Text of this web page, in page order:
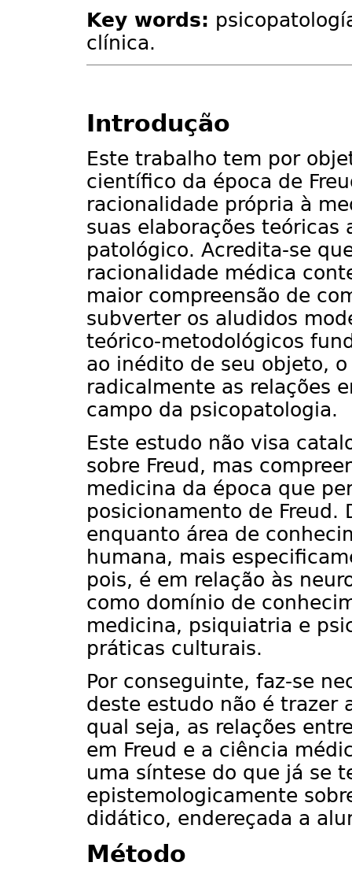
Key words:
clínica.
Introdução
Este trabalho tem por
científico da época de
racionalidade própria à
suas elaborações teóricas
patológico. Acredita-se
racionalidade médica
maior compreensão de
subverter os aludidos
teórico-metodológicos
ao inédito de seu objeto,
radicalmente as relações
campo da psicopatologia.
Este estudo não visa
sobre Freud, mas
medicina da época que
posicionamento de
enquanto área de
humana, mais
pois, é em relação às
como domínio de
medicina, psiquiatria e
práticas culturais.
Por conseguinte, faz-se
deste estudo não é trazer
qual seja, as relações
em Freud e a ciência
uma síntese do que já se
epistemologicamente
didático, endereçada a
Método